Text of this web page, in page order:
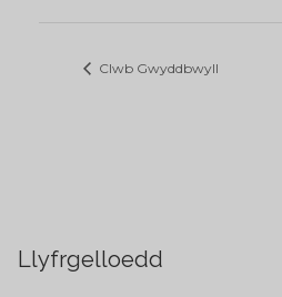
Clwb Gwyddbwyll
Llyfrgelloedd